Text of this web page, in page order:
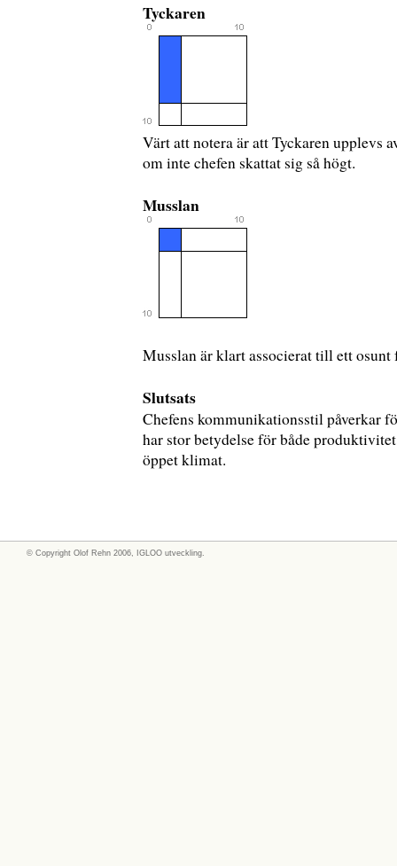
Tyckaren
Värt att notera är att Tyckaren upplevs
om inte chefen skattat sig så högt.
Musslan
Musslan är klart associerat till ett
Slutsats
Chefens kommunikationsstil påverkar
har stor betydelse för både
öppet klimat.
© Copyright Olof Rehn 2006, IGLOO utveckling.